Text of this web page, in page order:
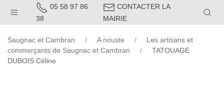
05 58 97 86
38
CONTACTER LA
MAIRIE
Saugnac et Cambran A nouste
Les artisans et
commerçants de Saugnac et Cambran
TATOUAGE
DUBOIS Céline